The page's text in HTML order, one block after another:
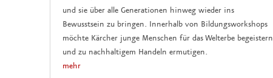
und sie über alle Generationen hinweg wieder ins
Bewusstsein zu bringen. Innerhalb von Bildungsworkshops
möchte Kärcher junge Menschen für das Welterbe begeistern
und zu nachhaltigem Handeln ermutigen.
mehr